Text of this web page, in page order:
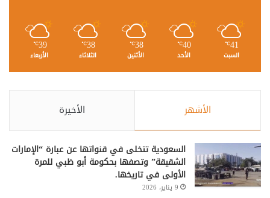
41
℃
السبت
40
℃
الأحد
38
℃
الأثنين
38
℃
الثلاثاء
39
℃
الأربعاء
الأشهر الأخيرة
السعودية تتخلى في قنواتها عن عبارة “الإمارات
الشقيقة” وتصفها بحكومة أبو ظبي للمرة
الأولى في تاريخها.
9 يناير، 2026